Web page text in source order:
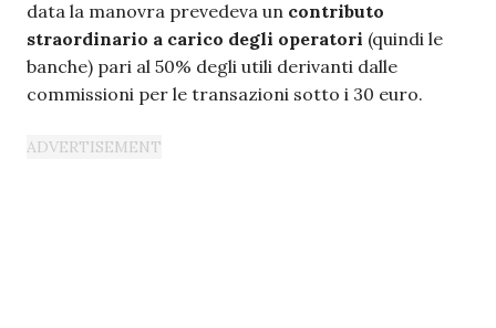
data la manovra prevedeva un contributo
straordinario a carico degli operatori (quindi le
banche) pari al 50% degli utili derivanti dalle
commissioni per le transazioni sotto i 30 euro.